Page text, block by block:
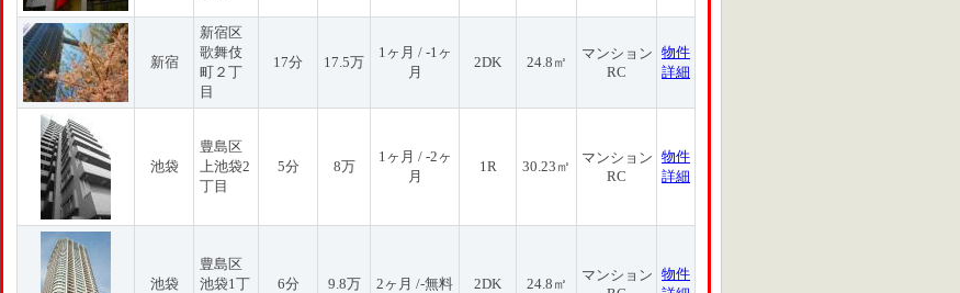
新宿
新宿区
歌舞伎
町２丁
目
17分 17.5万
1ヶ月 / -1ヶ
月
2DK 24.8㎡
マンション
RC
物件
詳細
池袋
豊島区
上池袋2
丁目
5分 8万
1ヶ月 / -2ヶ
月
1R 30.23㎡
マンション
RC
物件
詳細
池袋
豊島区
池袋1丁
6分 9.8万 2ヶ月 /-無料 2DK 24.8㎡
マンション 物件